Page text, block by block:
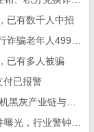
已有数千人中招
已有多人被骗
付已报警